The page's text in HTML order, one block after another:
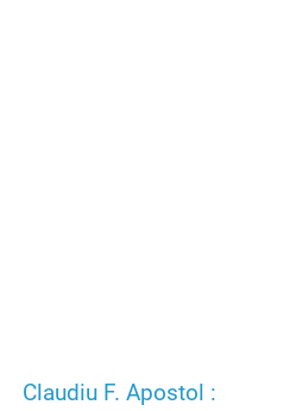
Claudiu F. Apostol :